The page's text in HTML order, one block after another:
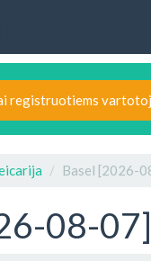
registruotiems
Basel [2026-
08-